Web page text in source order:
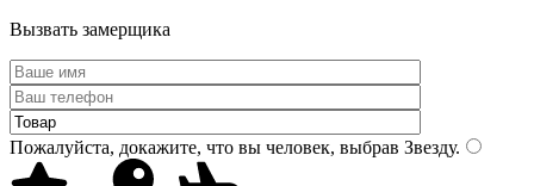
Вызвать замерщика
Пожалуйста, докажите, что вы человек, выбрав Звезду.